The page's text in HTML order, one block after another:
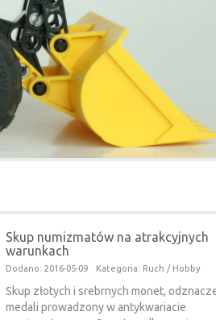
Skup numizmatów na atrakcyjnych
warunkach
Dodano: 2016-05-09 Kategoria: Ruch / Hobby
Skup złotych i srebrnych monet,
medali prowadzony w antykwariacie